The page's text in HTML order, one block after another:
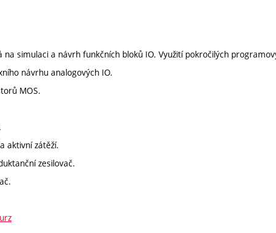
na simulaci a návrh funkčních bloků IO. Využití pokročilých
návrhu analogových IO.
MOS.
aktivní zátěží.
zesilovač.